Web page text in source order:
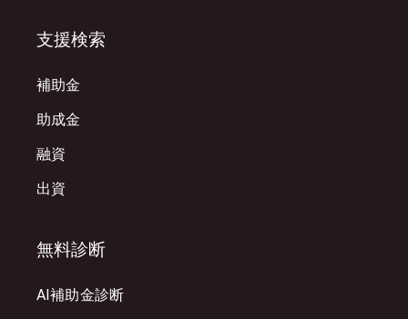
支援検索
補助金
助成金
融資
出資
無料診断
AI補助金診断